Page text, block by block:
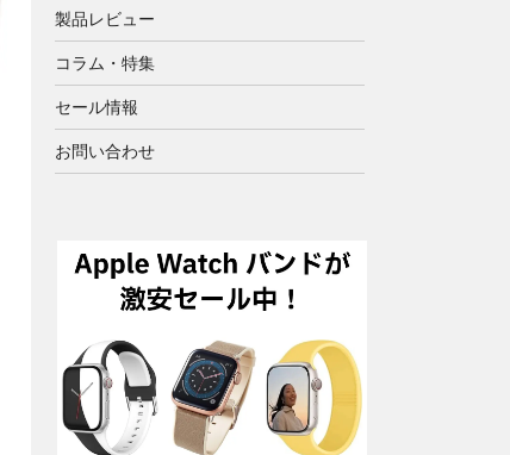
製品レビュー
コラム・特集
セール情報
お問い合わせ